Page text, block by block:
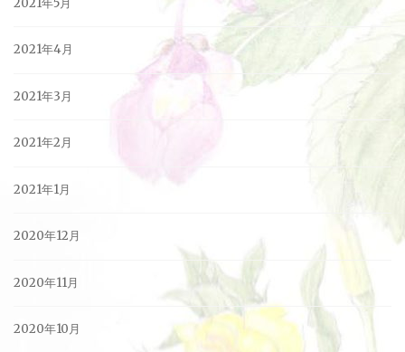
2021年4月
2021年3月
2021年2月
2021年1月
2020年12月
2020年11月
2020年10月